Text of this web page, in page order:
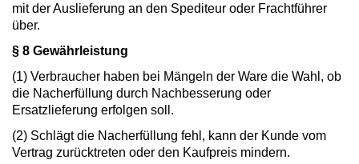
mit der Auslieferung an den Spediteur oder Frachtführer
über.
§ 8 Gewährleistung
(1) Verbraucher haben bei Mängeln der Ware die Wahl, ob
die Nacherfüllung durch Nachbesserung oder
Ersatzlieferung erfolgen soll.
(2) Schlägt die Nacherfüllung fehl, kann der Kunde vom
Vertrag zurücktreten oder den Kaufpreis mindern.